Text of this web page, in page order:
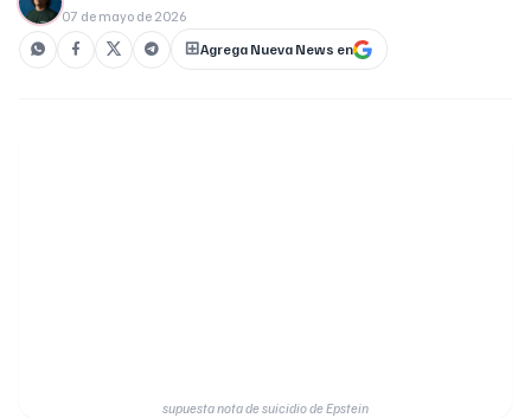
07 de mayo de 2026
Agrega Nueva News en
supuesta nota de suicidio de Epstein